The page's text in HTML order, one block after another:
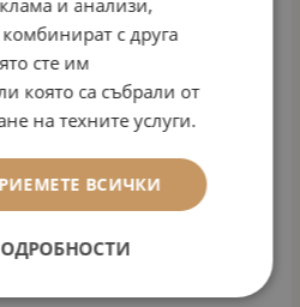
и анализи,
с друга
сте им
която са събрали от
на техните услуги.
ВСИЧКИ